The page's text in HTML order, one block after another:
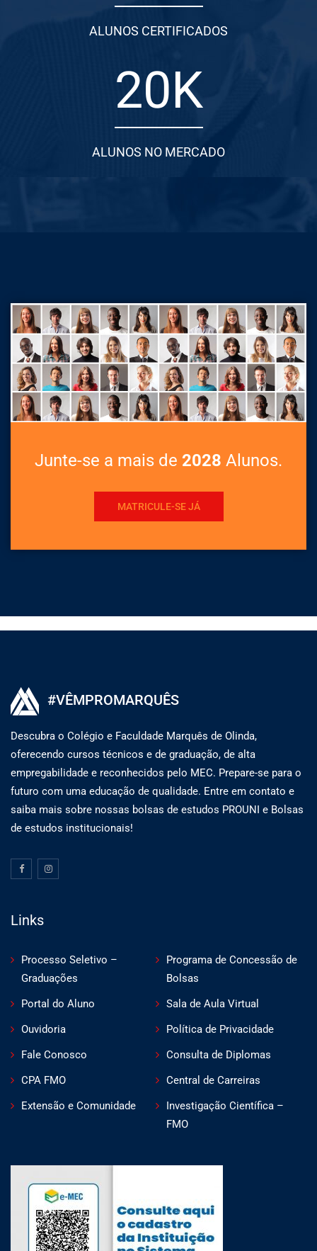
ALUNOS CERTIFICADOS
20K
ALUNOS NO MERCADO
Junte-se a mais de 2028 Alunos.
MATRICULE-SE JÁ
#VÊMPROMARQUÊS
Descubra o Colégio e Faculdade Marquês de Olinda,
oferecendo cursos técnicos e de graduação, de alta
empregabilidade e reconhecidos pelo MEC. Prepare-se para o
futuro com uma educação de qualidade. Entre em contato e
saiba mais sobre nossas bolsas de estudos PROUNI e Bolsas
de estudos institucionais!
Links
Processo Seletivo –
Graduações
Programa de Concessão de
Bolsas
Portal do Aluno
Sala de Aula Virtual
Ouvidoria
Política de Privacidade
Fale Conosco
Consulta de Diplomas
CPA FMO
Central de Carreiras
Extensão e Comunidade
Investigação Científica –
FMO